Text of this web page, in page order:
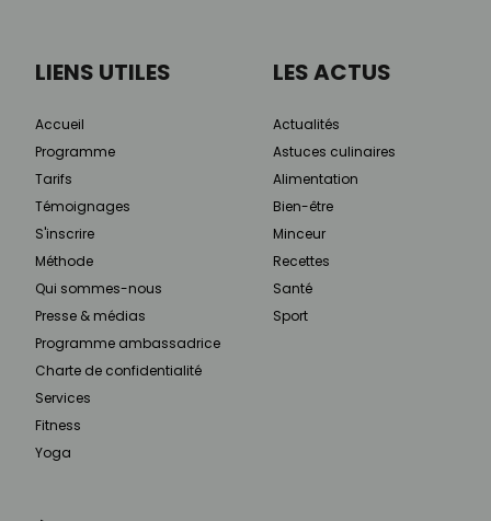
LIENS UTILES
Accueil
Programme
Tarifs
Témoignages
S'inscrire
Méthode
Qui sommes-nous
Presse & médias
Programme ambassadrice
Charte de confidentialité
Services
Fitness
Yoga
LES ACTUS
Actualités
Astuces culinaires
Alimentation
Bien-être
Minceur
Recettes
Santé
Sport